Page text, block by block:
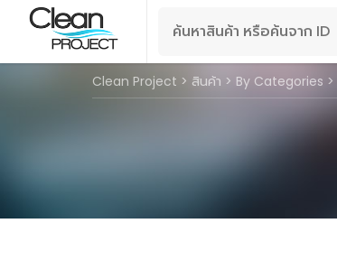
Search
for:
Clean Project > สินค้า > By Categories >